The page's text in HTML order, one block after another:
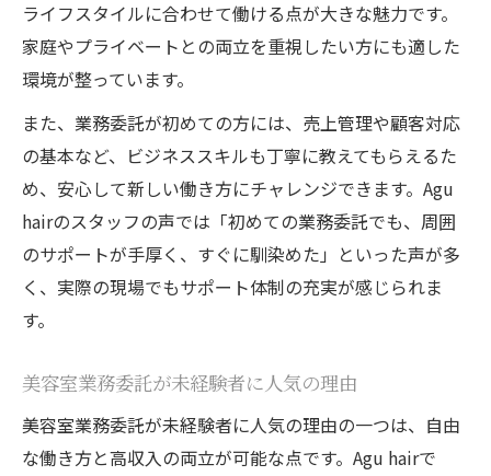
ライフスタイルに合わせて働ける点が大きな魅力です。
家庭やプライベートとの両立を重視したい方にも適した
環境が整っています。
また、業務委託が初めての方には、売上管理や顧客対応
の基本など、ビジネススキルも丁寧に教えてもらえるた
め、安心して新しい働き方にチャレンジできます。Agu
hairのスタッフの声では「初めての業務委託でも、周囲
のサポートが手厚く、すぐに馴染めた」といった声が多
く、実際の現場でもサポート体制の充実が感じられま
す。
美容室業務委託が未経験者に人気の理由
美容室業務委託が未経験者に人気の理由の一つは、自由
な働き方と高収入の両立が可能な点です。Agu hairで